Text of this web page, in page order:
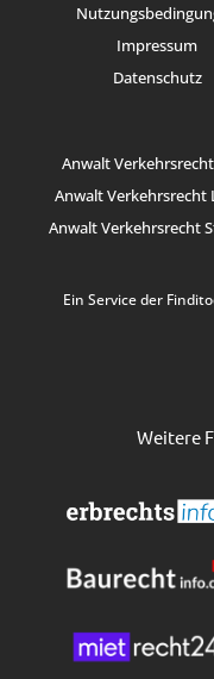
Impressum
Datenschutz
Anwalt
Anwalt Verkehrsrecht
Anwalt Verkehrsrecht
Ein Service der
Weitere